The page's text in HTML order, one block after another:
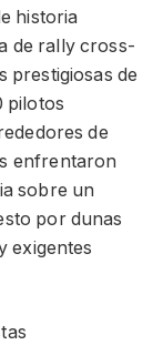
historia
de rally cross-
prestigiosas de
pilotos
de
enfrentaron
sobre un
por dunas
exigentes